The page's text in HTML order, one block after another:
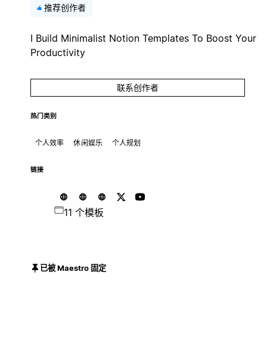
推荐创作者
I Build Minimalist Notion Templates To Boost Your
Productivity
联系创作者
热门类别
个人效率 休闲娱乐 个人规划
链接
11 个模板
已被 Maestro 固定